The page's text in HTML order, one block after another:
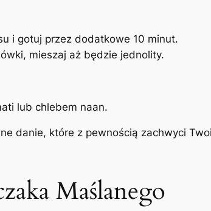
i gotuj przez dodatkowe 10 minut.
mieszaj aż będzie jednolity.
lub chlebem naan.
danie, które z pewnością zachwyci
Maślanego